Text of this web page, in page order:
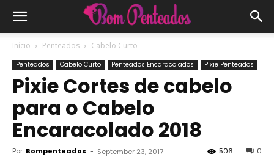
Início Penteados Cabelo Curto
Penteados Cabelo Curto Penteados Encaracolados Pixie Penteados
Pixie Cortes de cabelo
para o Cabelo
Encaracolado 2018
Por Bompenteados - September 23, 2017 0
506